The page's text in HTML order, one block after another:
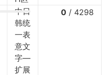
中日
韩统
一表
意文
字—
扩展
0 / 4298